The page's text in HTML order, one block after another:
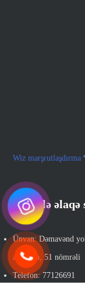
Wiz marşrutlaşdırma
Bizimlə əlaqə
Ünvan: Dəmavənd
arasında, 51 nömrəli
Telefon: 77126691